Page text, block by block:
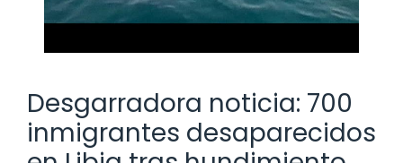
Desgarradora noticia: 700
inmigrantes desaparecidos